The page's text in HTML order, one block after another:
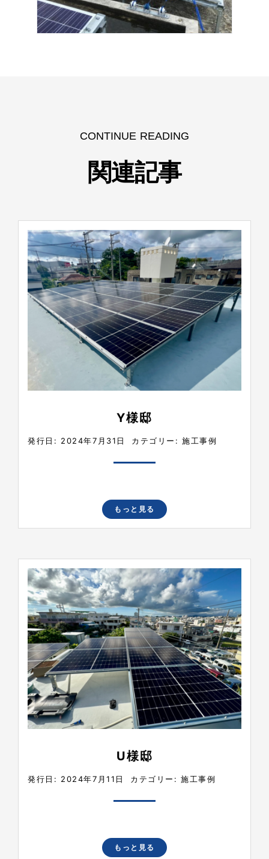
CONTINUE READING
関連記事
Y様邸
発行日: 2024年7月31日 カテゴリー:施工事例
もっと見る
U様邸
発行日: 2024年7月11日 カテゴリー:施工事例
もっと見る